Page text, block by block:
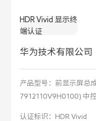
HDR Vivid 显示终
端认证
华为技术有限公司
产品型号：
前显示屏总
7912110V9H0100) 中
认证标识： HDR Vivid